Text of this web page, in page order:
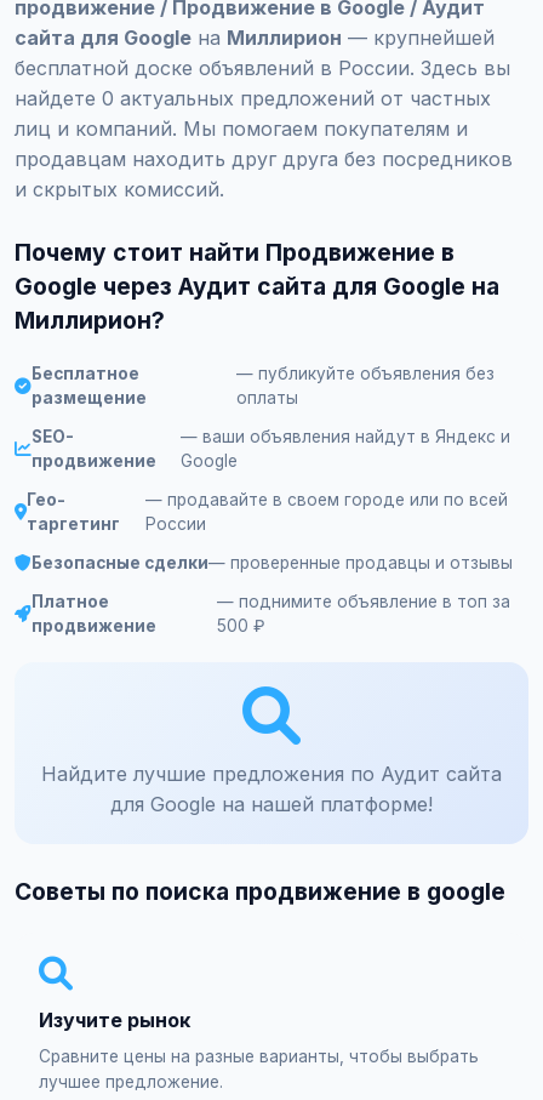
продвижение / Продвижение в Google / Аудит
сайта для Google на Миллирион — крупнейшей
бесплатной доске объявлений в России. Здесь вы
найдете 0 актуальных предложений от частных
лиц и компаний. Мы помогаем покупателям и
продавцам находить друг друга без посредников
и скрытых комиссий.
Почему стоит найти Продвижение в
Google через Аудит сайта для Google на
Миллирион?
Бесплатное
размещение
— публикуйте объявления без
оплаты
SEO-
продвижение
— ваши объявления найдут в Яндекс и
Google
Гео-
таргетинг
— продавайте в своем городе или по всей
России
Безопасные сделки— проверенные продавцы и отзывы
Платное
продвижение
— поднимите объявление в топ за
500 ₽
Найдите лучшие предложения по Аудит сайта
для Google на нашей платформе!
Советы по поиска продвижение в google
Изучите рынок
Сравните цены на разные варианты, чтобы выбрать
лучшее предложение.